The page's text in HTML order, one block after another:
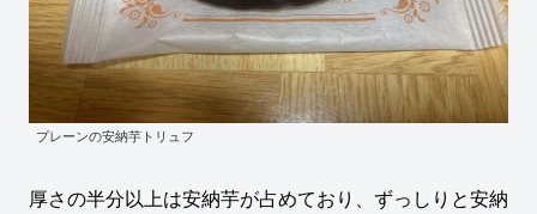
プレーンの安納芋トリュフ
厚さの半分以上は安納芋が占めており、ずっしりと安納